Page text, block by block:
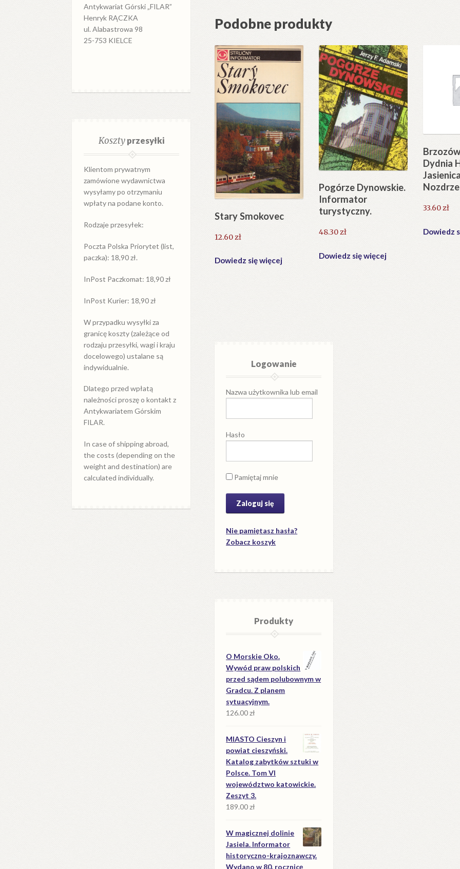
Podobne produkty
Stary Smokovec
12.60zł
Dowiedz się więcej
Pogórze Dynowskie.
Informator
turystyczny.
48.30zł
Dowiedz się więcej
Dydnia
33.60zł
Dowiedz
Antykwariat Górski „FILAR”
Henryk RĄCZKA
ul. Alabastrowa 98
25-753 KIELCE
Kosztyprzesyłki
Klientom prywatnym
zamówione wydawnictwa
wysyłamy po otrzymaniu
wpłaty na podane konto.
Rodzaje przesyłek:
Poczta Polska Priorytet (list,
paczka): 18,90 zł.
InPost Paczkomat: 18,90 zł
InPost Kurier: 18,90 zł
W przypadku wysyłkiza
granicękoszty (zależące od
rodzaju przesyłki, wagi i kraju
docelowego) ustalane są
indywidualnie.
Dlatego przed wpłatą
należności proszę o kontakt z
Antykwariatem Górskim
FILAR.
In case of shipping abroad,
the costs (depending on the
weight and destination) are
calculated individually.
Logowanie
Nazwa użytkownika lub email
Hasło
Pamiętaj mnie
Nie pamiętasz hasła?
Zobacz koszyk
Produkty
O Morskie Oko.
Wywód praw polskich
przed sądem polubownym w
Gradcu. Z planem
sytuacyjnym.
126.00zł
MIASTO Cieszyn i
powiat cieszyński.
Katalog zabytków sztuki w
Polsce. Tom VI
województwo katowickie.
Zeszyt 3.
189.00zł
W magicznej dolinie
Jasiela. Informator
historyczno-krajoznawczy.
Wydano w 80. rocznicę